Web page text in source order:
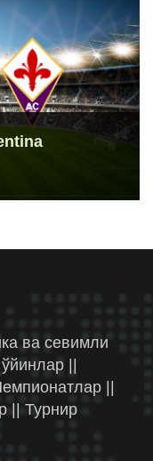
ва севимли
||
||
|| Турнир